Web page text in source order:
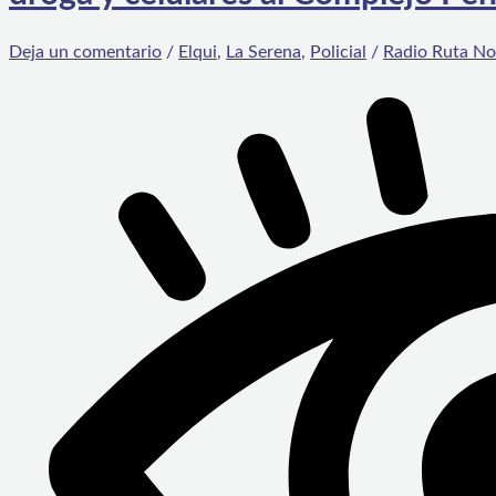
Deja un comentario / Elqui, La Serena, Policial / Radio Ruta